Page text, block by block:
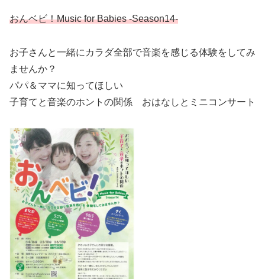
おんベビ！Music for Babies -Season14-
お子さんと一緒にカラダ全部で音楽を感じる体験をしてみ
ませんか？
パパ＆ママに知ってほしい
子育てと音楽のホントの関係 おはなしとミニコンサート